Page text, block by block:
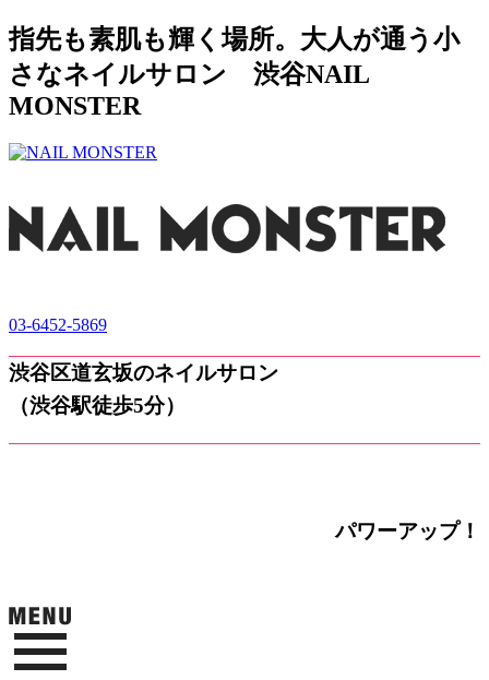
指先も素肌も輝く場所。大人が通う小
さなネイルサロン 渋谷NAIL
MONSTER
03-6452-5869
渋谷区道玄坂のネイルサロン
（渋谷駅徒歩5分）
パワーアップ！